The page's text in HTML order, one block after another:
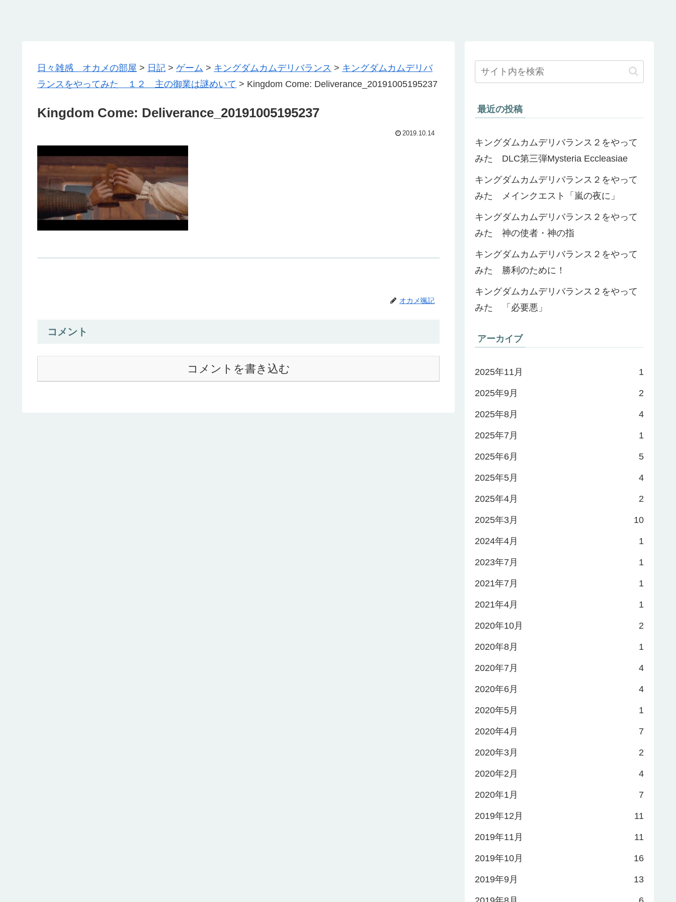
日々雑感 オカメの部屋 > 日記 > ゲーム > キングダムカムデリバランス > キングダムカムデリバ
ランスをやってみた １２ 主の御業は謎めいて > Kingdom Come: Deliverance_20191005195237
Kingdom Come: Deliverance_20191005195237
2019.10.14
オカメ颯記
コメント
コメントを書き込む
最近の投稿
キングダムカムデリバランス２をやって
みた DLC第三弾Mysteria Eccleasiae
キングダムカムデリバランス２をやって
みた メインクエスト「嵐の夜に」
キングダムカムデリバランス２をやって
みた 神の使者・神の指
キングダムカムデリバランス２をやって
みた 勝利のために！
キングダムカムデリバランス２をやって
みた 「必要悪」
アーカイブ
2025年11月 1
2025年9月 2
2025年8月 4
2025年7月 1
2025年6月 5
2025年5月 4
2025年4月 2
2025年3月 10
2024年4月 1
2023年7月 1
2021年7月 1
2021年4月 1
2020年10月 2
2020年8月 1
2020年7月 4
2020年6月 4
2020年5月 1
2020年4月 7
2020年3月 2
2020年2月 4
2020年1月 7
2019年12月 11
2019年11月 11
2019年10月 16
2019年9月 13